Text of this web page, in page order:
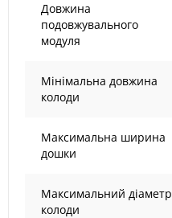
Довжина
подовжувального
модуля
Мінімальна довжина
колоди
Максимальна ширина
дошки
Максимальний діаметр
колоди